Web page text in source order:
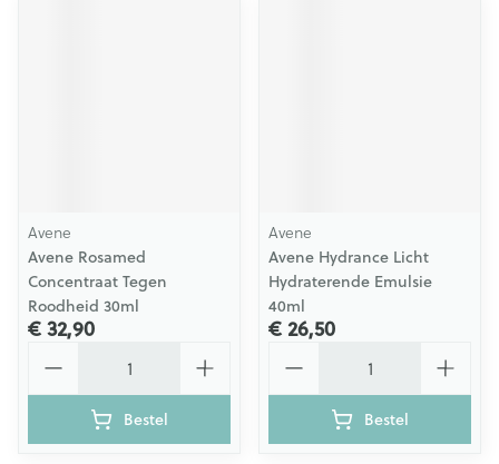
Avene
Avene Rosamed
Concentraat Tegen
Roodheid 30ml
€ 32,90
Bestel
Avene
Avene Hydrance Licht
Hydraterende Emulsie
40ml
€ 26,50
Bestel